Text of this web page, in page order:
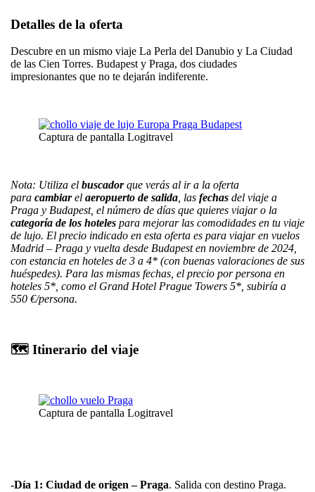
Detalles de la oferta
Descubre en un mismo viaje La Perla del Danubio y La Ciudad
de las Cien Torres. Budapest y Praga, dos ciudades
impresionantes que no te dejarán indiferente.
Captura de pantalla Logitravel
Nota: Utiliza el buscadorque verás al ir a la oferta
para cambiarel aeropuerto de salida , las fechas del viaje a
Praga y Budapest, el número de días que quieres viajar o la
categoría de los hoteles para mejorar las comodidades en tu viaje
de lujo. El precio indicado en esta oferta es para viajar en vuelos
Madrid – Praga y vuelta desde Budapest en noviembre de 2024,
con estancia en hoteles de 3 a 4* (con buenas valoraciones de sus
huéspedes). Para las mismas fechas, el precio por persona en
hoteles 5*, como el Grand Hotel Prague Towers 5*, subiría a
550 €/persona.
🗺️ Itinerario del viaje
Captura de pantalla Logitravel
-Día 1: Ciudad de origen – Praga. Salida con destino Praga.